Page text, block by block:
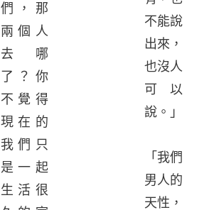
們，那
兩個人
去哪
了？你
不覺得
現在的
我們只
是一起
生活很
不能說
出來，
也沒人
可以
說。」
「我們
男人的
天性，